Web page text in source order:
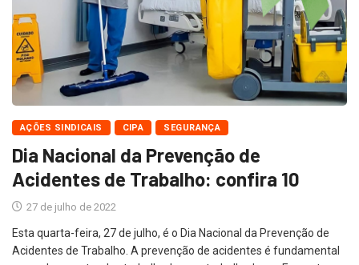
AÇÕES SINDICAIS CIPA SEGURANÇA
Dia Nacional da Prevenção de
Acidentes de Trabalho: confira 10
27 de julho de 2022
Esta quarta-feira, 27 de julho, é o Dia Nacional da Prevenção de
Acidentes de Trabalho. A prevenção de acidentes é fundamental